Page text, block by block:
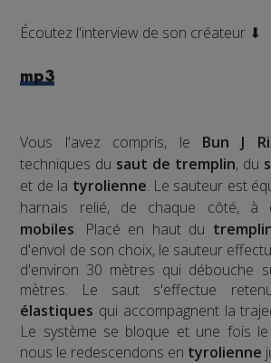
Écoutez l'interview de son créateur ⬇
mp3
Vous l'avez compris, le Bun J
techniques du saut de tremplin, du
et de la tyrolienne. Le sauteur est
harnais relié, de chaque côté, à
mobiles. Placé en haut du
d'envol de son choix, le sauteur
d'environ 30 mètres qui débouche
mètres. Le saut s'effectue
élastiques qui accompagnent la
Le système se bloque et une fois
nous le redescendons en tyrolienne